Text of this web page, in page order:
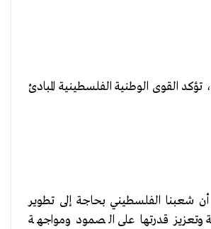
القوى الوطنية الفلسطينية المبادئ
أن شعبنا الفلسطيني بحاجة إلى تطوير
وتعزيز قدرتها على الصمود ومواجهة